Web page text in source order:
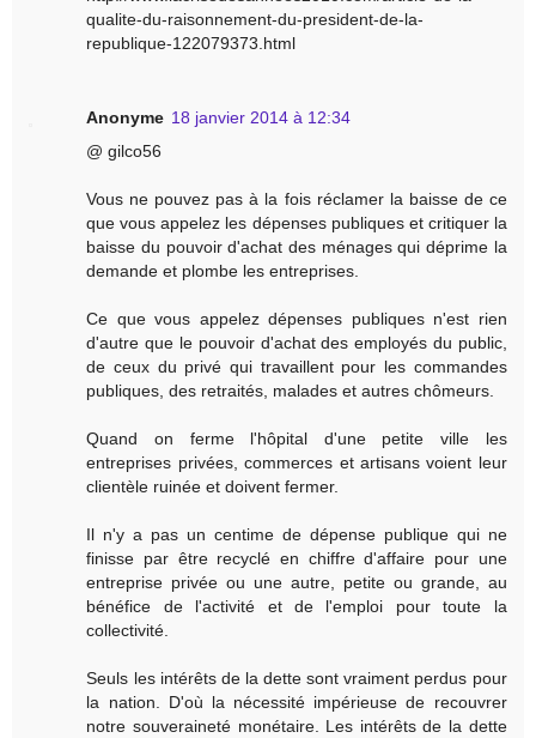
qualite-du-raisonnement-du-president-de-la-
republique-122079373.html
Anonyme 18 janvier 2014 à 12:34
@ gilco56
Vous ne pouvez pas à la fois réclamer la baisse de ce
que vous appelez les dépenses publiques et critiquer la
baisse du pouvoir d'achat des ménages qui déprime la
demande et plombe les entreprises.
Ce que vous appelez dépenses publiques n'est rien
d'autre que le pouvoir d'achat des employés du public,
de ceux du privé qui travaillent pour les commandes
publiques, des retraités, malades et autres chômeurs.
Quand on ferme l'hôpital d'une petite ville les
entreprises privées, commerces et artisans voient leur
clientèle ruinée et doivent fermer.
Il n'y a pas un centime de dépense publique qui ne
finisse par être recyclé en chiffre d'affaire pour une
entreprise privée ou une autre, petite ou grande, au
bénéfice de l'activité et de l'emploi pour toute la
collectivité.
Seuls les intérêts de la dette sont vraiment perdus pour
la nation. D'où la nécessité impérieuse de recouvrer
notre souveraineté monétaire. Les intérêts de la dette